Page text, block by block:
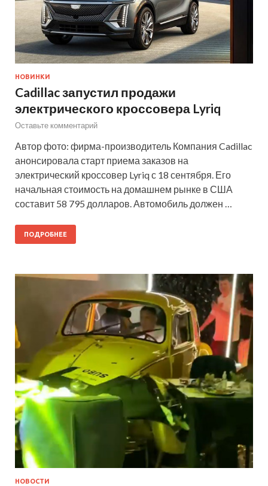
НОВИНКИ
Cadillac запустил продажи
электрического кроссовера Lyriq
Оставьте комментарий
Автор фото: фирма-производитель Компания Cadillac
анонсировала старт приема заказов на
электрический кроссовер Lyriq с 18 сентября. Его
начальная стоимость на домашнем рынке в США
составит 58 795 долларов. Автомобиль должен …
ПОДРОБНЕЕ
НОВОСТИ